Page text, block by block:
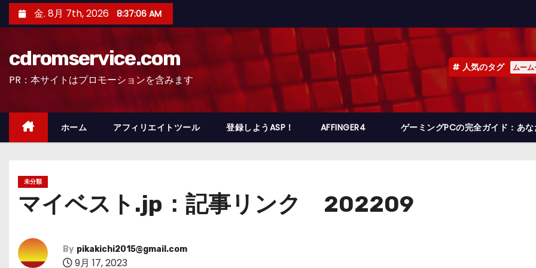
ン
ッ
金. 8月 7th, 2026 8:37:07 AM
cdromservice.com
PR：本サイトはプロモーションを含みます
人気のタグ ムー
ホーム アフィリエイトツール 登録しようASP！ AFFINGER4 ゲーミングPCの完全ガイド：あ
未分類
マイベスト.jp：記事リンク 202209
By pikakichi2015@gmail.com
9月 17, 2023